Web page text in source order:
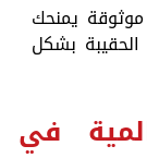
موثوقة يمنحك
بشكل
في